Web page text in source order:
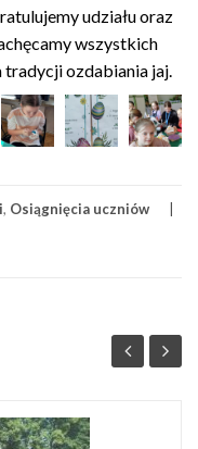
udziału oraz
wszystkich
ozdabiania jaj.
, Osiągnięcia uczniów